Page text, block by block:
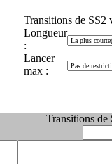
Transitions de SS2
Longueur
:
Lancer
max :
Transitions